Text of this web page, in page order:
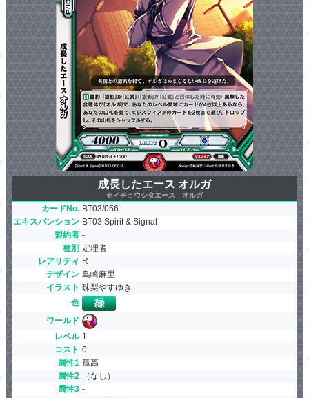
成長したエース オルガ
セイチョウシタエース オルガ
カードNo. BT03/056
エキスパンション BT03 Spirit & Signal
盟約者 -
種別 定理者
レアリティ R
デザイン 島崎麻里
イラスト 珠梨やすゆき
色
ワールド
レベル 1
コスト 0
属性1 孤高
属性2
（なし）
属性3 -